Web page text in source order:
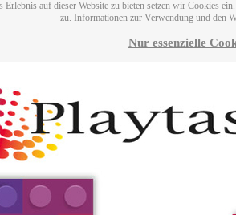
Erlebnis auf dieser Website zu bieten setzen wir Cookies
zu. Informationen zur Verwendung und den
Nur essenzielle